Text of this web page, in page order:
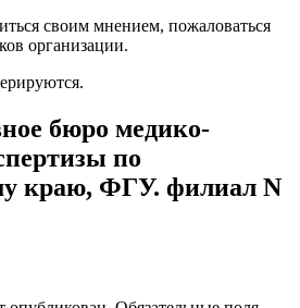
своим мнением, пожаловаться
организации.
бюро медико-
по
краю, ФГУ. филиал N